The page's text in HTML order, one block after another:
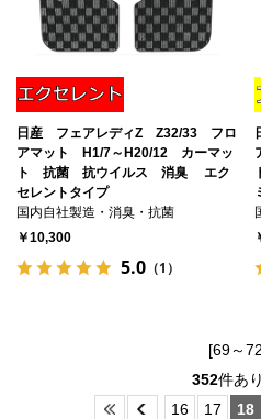
日産 フェアレディZ Z32/33 フロ
アマット H1/7～H20/12 カーマッ
ト 抗菌 抗ウイルス 消臭 エク
セレントタイプ
国内自社製造・消臭・抗菌
￥10,300
5.0 （1）
[69～
352件あ
16
17 18